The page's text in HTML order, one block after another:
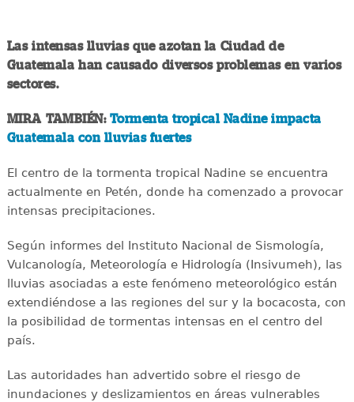
Las intensas lluvias que azotan la Ciudad de
Guatemala han causado diversos problemas en varios
sectores.
MIRA TAMBIÉN:Tormenta tropical Nadine impacta
Guatemala con lluvias fuertes
El centro de la tormenta tropical Nadine se encuentra
actualmente en Petén, donde ha comenzado a provocar
intensas precipitaciones.
Según informes del Instituto Nacional de Sismología,
Vulcanología, Meteorología e Hidrología (Insivumeh), las
lluvias asociadas a este fenómeno meteorológico están
extendiéndose a las regiones del sur y la bocacosta, con
la posibilidad de tormentas intensas en el centro del
país.
Las autoridades han advertido sobre el riesgo de
inundaciones y deslizamientos en áreas vulnerables